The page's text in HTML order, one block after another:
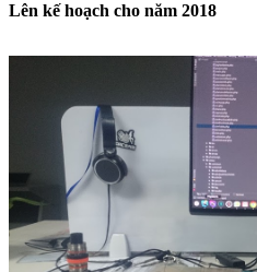
Lên kế hoạch cho năm 2018